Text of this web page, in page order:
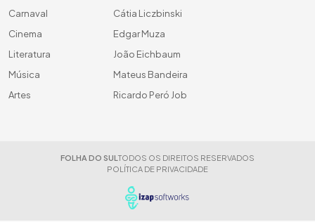
Carnaval
Cinema
Literatura
Música
Artes
Cátia Liczbinski
Edgar Muza
João Eichbaum
Mateus Bandeira
Ricardo Peró Job
FOLHA DO SUL TODOS OS DIREITOS RESERVADOS
POLÍTICA DE PRIVACIDADE